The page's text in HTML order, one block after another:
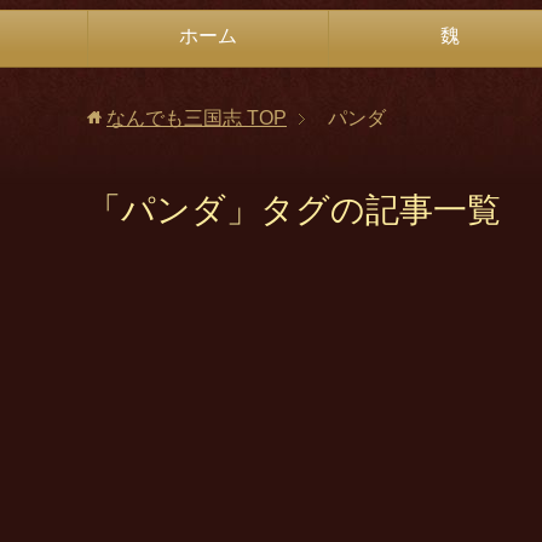
ホーム 魏
なんでも三国志 TOP パンダ
「パンダ」タグの記事一覧